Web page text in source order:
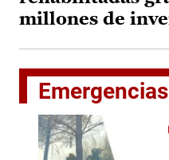
millones de
Emergencias